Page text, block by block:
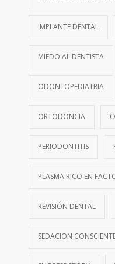
IMPLANTE DENTAL
MIEDO AL DENTISTA
ODONTOPEDIATRIA
ORTODONCIA
PERIODONTITIS
PLASMA RICO EN
REVISIÓN DENTAL
SEDACION